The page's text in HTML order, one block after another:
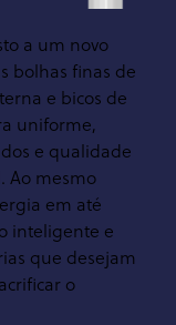
a um novo
bolhas finas de
e bicos de
uniforme,
e qualidade
Ao mesmo
em até
inteligente e
que desejam
o